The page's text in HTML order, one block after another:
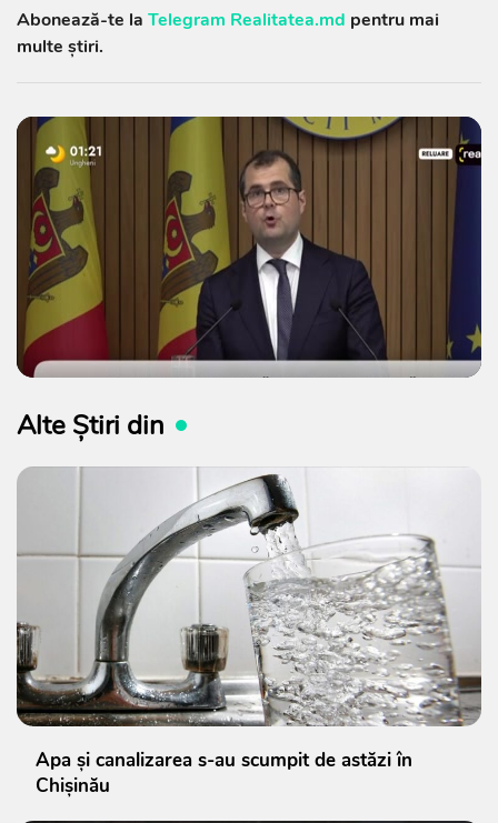
Abonează-te la Telegram Realitatea.md pentru mai
multe știri.
Alte Știri din
Apa și canalizarea s-au scumpit de astăzi în
Chișinău